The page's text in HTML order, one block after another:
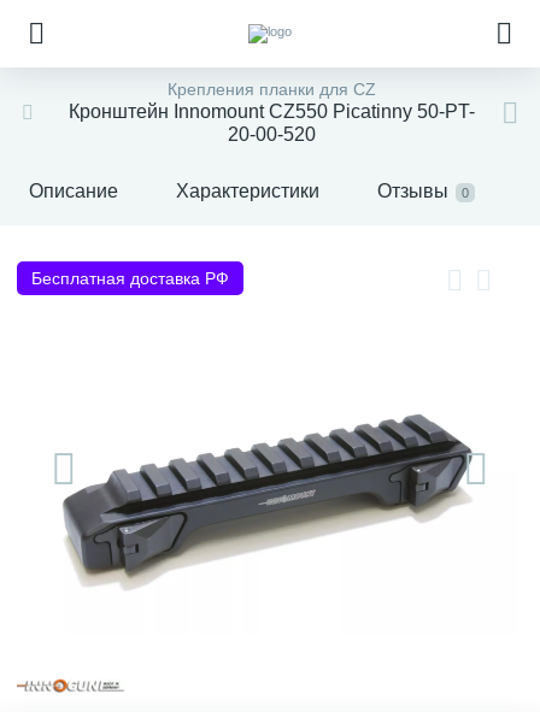
Крепления планки для CZ
Кронштейн Innomount CZ550 Picatinny 50-PT-
20-00-520
Описание Характеристики Отзывы 0
Бесплатная доставка РФ